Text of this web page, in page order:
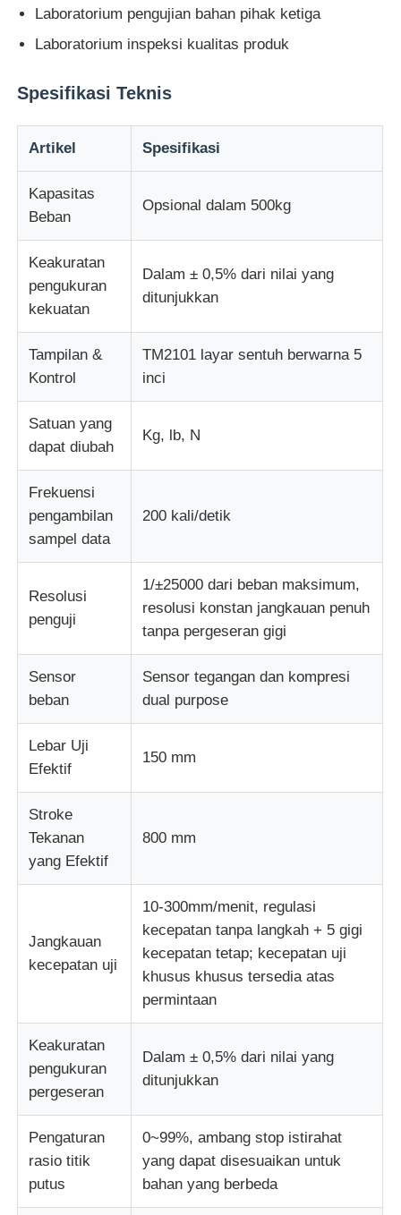
Mesin Uji Dampak
mesin pengujian abrasi
peralatan pengujian karet
Peralatan Pengujian Alas Kaki
Peralatan pengujian bahan bangunan
Peralatan pengujian kemasan
Peralatan pengujian perekat
mesin uji kain
Pengontrol Suhu Dan Kelembapan
Laboratorium pengujian bahan pihak ketiga
Laboratorium inspeksi kualitas produk
Spesifikasi Teknis
Artikel Spesifikasi
Kapasitas
Beban
Opsional dalam 500kg
Keakuratan
pengukuran
kekuatan
Dalam ± 0,5% dari nilai yang
ditunjukkan
Tampilan &
Kontrol
TM2101 layar sentuh berwarna 5
inci
Satuan yang
dapat diubah
Kg, lb, N
Frekuensi
pengambilan
sampel data
200 kali/detik
Resolusi
penguji
1/±25000 dari beban maksimum,
resolusi konstan jangkauan penuh
tanpa pergeseran gigi
Sensor
beban
Sensor tegangan dan kompresi
dual purpose
Lebar Uji
Efektif
150 mm
Stroke
Tekanan
yang Efektif
800 mm
Jangkauan
kecepatan uji
10-300mm/menit, regulasi
kecepatan tanpa langkah + 5 gigi
kecepatan tetap; kecepatan uji
khusus khusus tersedia atas
permintaan
Keakuratan
pengukuran
pergeseran
Dalam ± 0,5% dari nilai yang
ditunjukkan
Pengaturan
rasio titik
putus
0~99%, ambang stop istirahat
yang dapat disesuaikan untuk
bahan yang berbeda